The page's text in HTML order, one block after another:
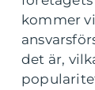
kommer
det är,